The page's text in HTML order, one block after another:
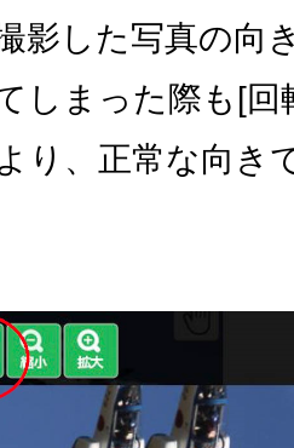
影した写真の向
しまった際も[回
り、正常な向き